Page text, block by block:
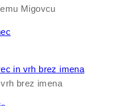
Migovcu
brez imena